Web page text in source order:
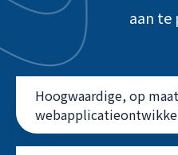
aan te
Hoogwaardige, op